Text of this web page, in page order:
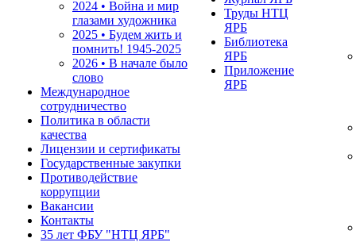
2024 • Война и мир
глазами художника
2025 • Будем жить и
помнить! 1945-2025
2026 • В начале было
слово
Международное
сотрудничество
Политика в области
качества
Лицензии и сертификаты
Государственные закупки
Противодействие
коррупции
Вакансии
Контакты
35 лет ФБУ "НТЦ ЯРБ"
Труды НТЦ
ЯРБ
Библиотека
ЯРБ
Приложение
ЯРБ